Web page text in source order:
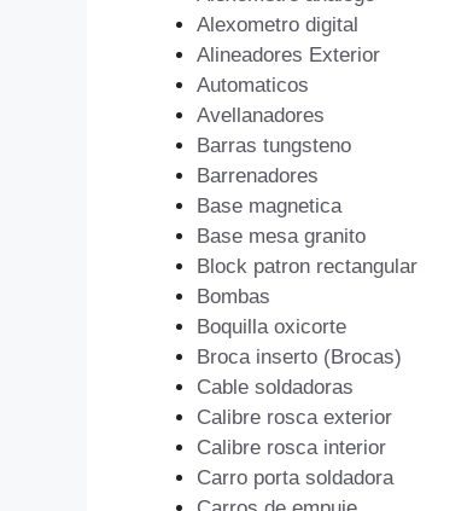
Alexometro digital
Alineadores Exterior
Automaticos
Avellanadores
Barras tungsteno
Barrenadores
Base magnetica
Base mesa granito
Block patron rectangular
Bombas
Boquilla oxicorte
Broca inserto (Brocas)
Cable soldadoras
Calibre rosca exterior
Calibre rosca interior
Carro porta soldadora